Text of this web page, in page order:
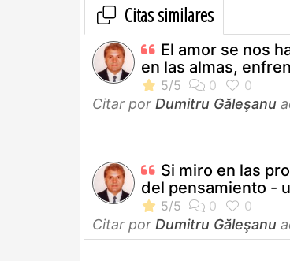
Citas similares
El amor se nos
en las almas,
Citar por Dumitru Găleşanu
Si miro en las
del pensamiento -
Citar por Dumitru Găleşanu